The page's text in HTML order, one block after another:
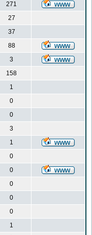
271
27
37
88
3
158
1
0
0
3
1
0
0
0
0
0
1